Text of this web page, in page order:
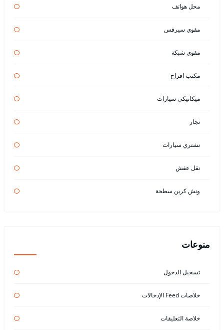
محل هواتف
مقوي سيرفس
مقوي شبكة
مكتب افراح
ميكانيكي سيارات
نجار
نشتري سيارات
نقل عفش
ونش كرين سطحة
منوعات
تسجيل الدخول
خلاصات Feed الإدخالات
خلاصة التعليقات